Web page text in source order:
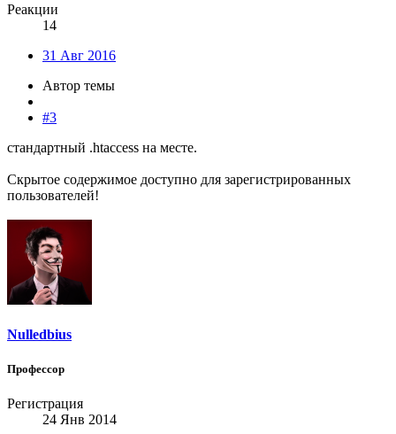
Реакции
14
31 Авг 2016
Автор темы
#3
стандартный .htaccess на месте.
Скрытое содержимое доступно для зарегистрированных
пользователей!
Nulledbius
Профессор
Регистрация
24 Янв 2014